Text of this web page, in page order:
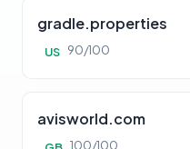
gradle.properties
US 90/100
avisworld.com
100/100